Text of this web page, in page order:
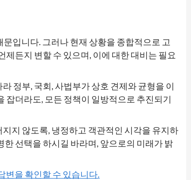
입니다. 그러나 현재 상황을 종합적으로 고
든지 변할 수 있으며, 이에 대한 대비는 필요
정부, 국회, 사법부가 상호 견제와 균형을 이
잡더라도, 모든 정책이 일방적으로 추진되기
지 않도록, 냉정하고 객관적인 시각을 유지하
선택을 하시길 바라며, 앞으로의 미래가 밝
변을 확인할 수 있습니다.